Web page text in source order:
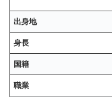
出身地
身長
国籍
職業